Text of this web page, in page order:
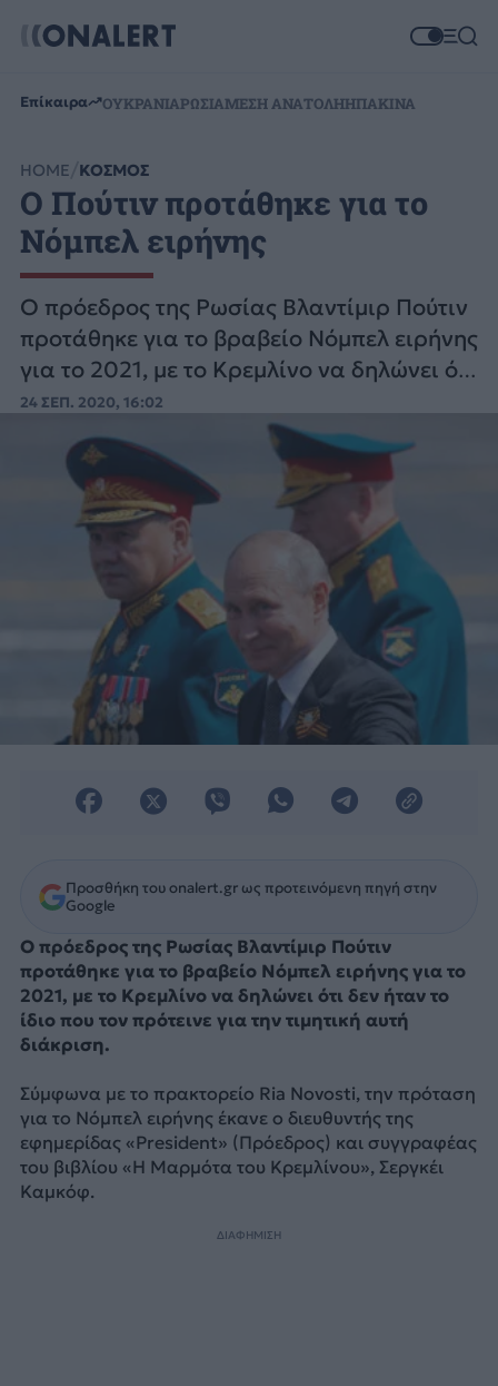
Επίκαιρα ΟΥΚΡΑΝΙΑΡΩΣΙΑΜΕΣΗ ΑΝΑΤΟΛΗΗΠΑΚΙΝΑ
HOME ΚΟΣΜΟΣ
Ο Πούτιν προτάθηκε για το
Νόμπελ ειρήνης
Ο πρόεδρος της Ρωσίας Βλαντίμιρ Πούτιν
προτάθηκε για το βραβείο Νόμπελ ειρήνης
για το 2021, με το Κρεμλίνο να δηλώνει ότι
δεν ήταν το ίδιο που τον πρότεινε για την
τιμητική αυτή διάκριση.
24 ΣΕΠ. 2020, 16:02
Προσθήκη του onalert.gr ως προτεινόμενη πηγή στην
Google
Ο πρόεδρος της Ρωσίας Βλαντίμιρ Πούτιν
προτάθηκε για το βραβείο Νόμπελ ειρήνης για το
2021, με το Κρεμλίνο να δηλώνει ότι δεν ήταν το
ίδιο που τον πρότεινε για την τιμητική αυτή
διάκριση.
Σύμφωνα με το πρακτορείο Ria Novosti, την πρόταση
για το Νόμπελ ειρήνης έκανε ο διευθυντής της
εφημερίδας «President» (Πρόεδρος) και συγγραφέας
του βιβλίου «Η Μαρμότα του Κρεμλίνου», Σεργκέι
Καμκόφ.
ΔΙΑΦΗΜΙΣΗ